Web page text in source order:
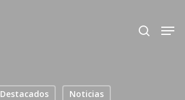
search
Destacados Noticias
Close